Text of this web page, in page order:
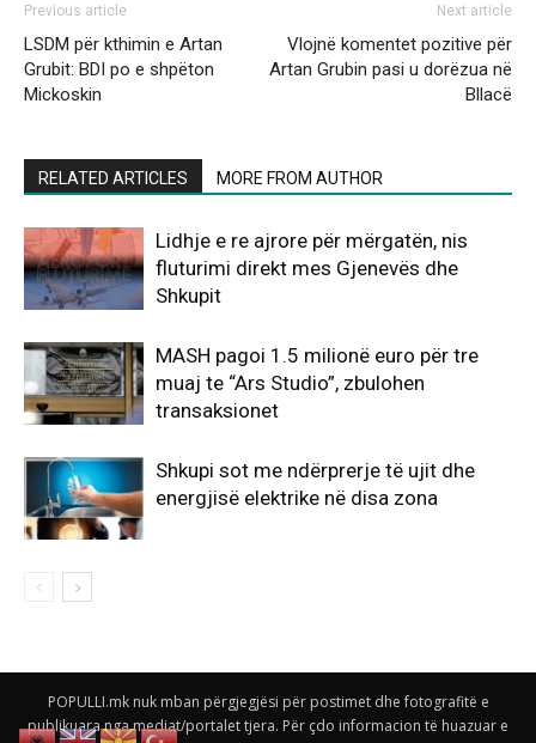
Previous article
LSDM për kthimin e Artan
Grubit: BDI po e shpëton
Mickoskin
Next article
Vlojnë komentet pozitive për
Artan Grubin pasi u dorëzua në
Bllacë
RELATED ARTICLES MORE FROM AUTHOR
Lidhje e re ajrore për mërgatën, nis
fluturimi direkt mes Gjenevës dhe
Shkupit
MASH pagoi 1.5 milionë euro për tre
muaj te “Ars Studio”, zbulohen
transaksionet
Shkupi sot me ndërprerje të ujit dhe
energjisë elektrike në disa zona
POPULLI.mk nuk mban përgjegjësi për postimet dhe fotografitë e
publikuara nga mediat/portalet tjera. Për çdo informacion të huazuar e